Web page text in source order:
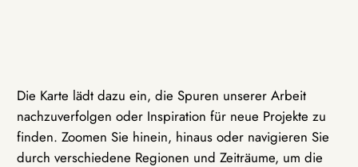
Die Karte lädt dazu ein, die Spuren unserer Arbeit
nachzuverfolgen oder Inspiration für neue Projekte zu
finden. Zoomen Sie hinein, hinaus oder navigieren Sie
durch verschiedene Regionen und Zeiträume, um die